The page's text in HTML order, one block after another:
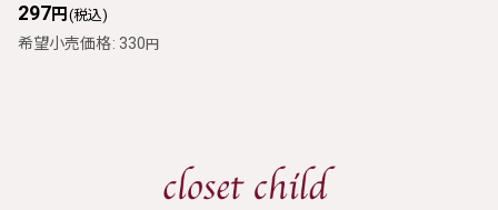
297円 (税込)
希望小売価格: 330円